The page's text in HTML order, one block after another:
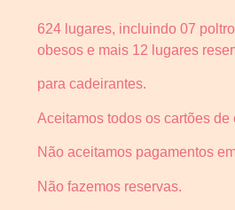
624 lugares, incluindo 07
obesos e mais 12 lugares
para cadeirantes.
Aceitamos todos os cartões de
Não aceitamos pagamentos
Não fazemos reservas.